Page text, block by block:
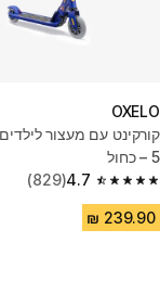
OXELO
5 – כחול
4.7
4.7 out of 5 stars from 829 reviews
(829)